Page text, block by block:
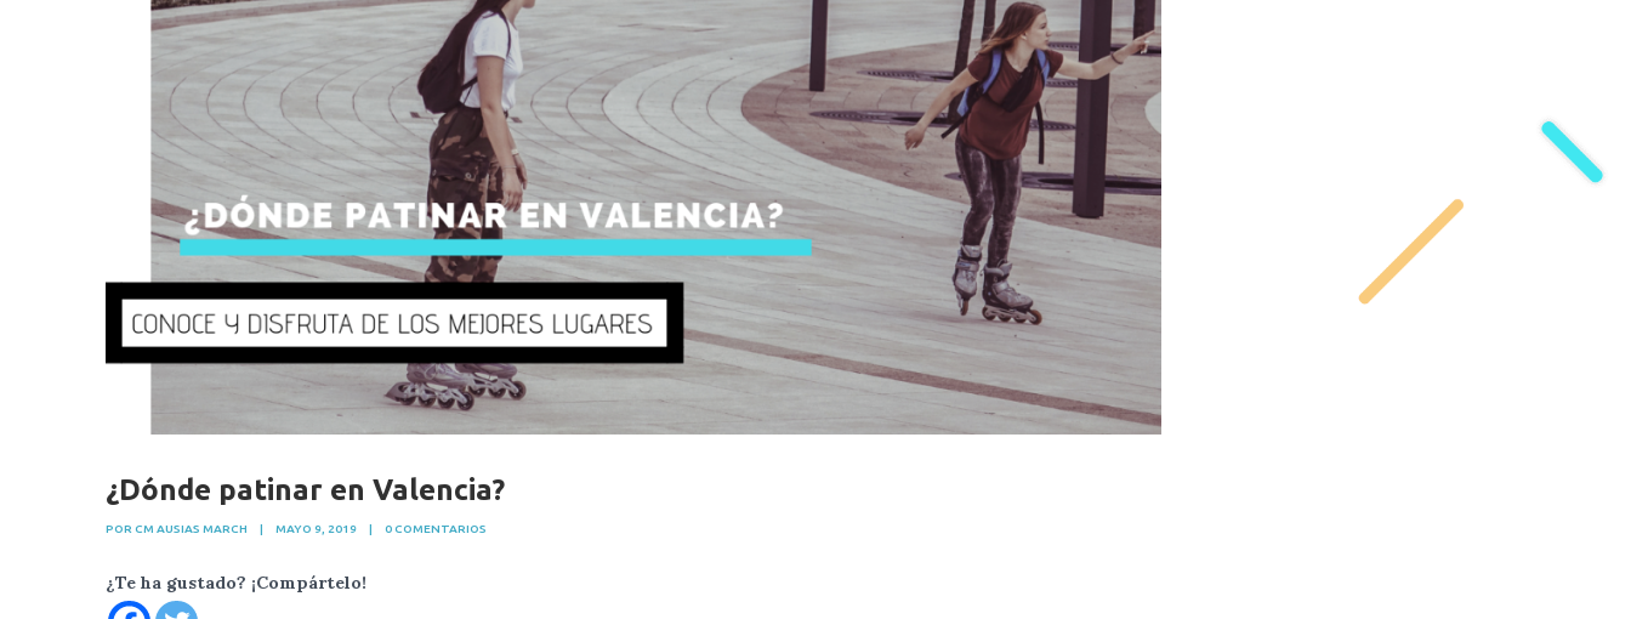
¿Dónde patinar en Valencia?
POR CM AUSIAS MARCH MAYO 9, 2019 0 COMENTARIOS
¿Te ha gustado? ¡Compártelo!